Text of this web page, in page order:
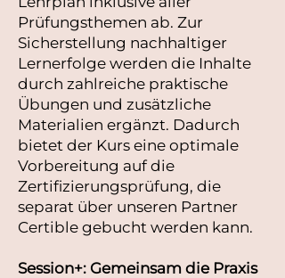
Prüfungsthemen ab. Zur
Sicherstellung nachhaltiger
Lernerfolge werden die Inhalte
durch zahlreiche praktische
Übungen und zusätzliche
Materialien ergänzt. Dadurch
bietet der Kurs eine optimale
Vorbereitung auf die
Zertifizierungsprüfung, die
separat über unseren Partner
Certible gebucht werden kann.
Session+: Gemeinsam die Praxis